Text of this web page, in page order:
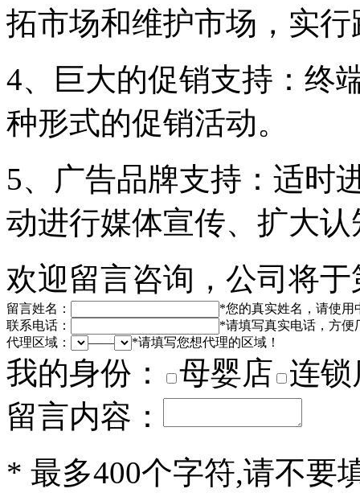
拓市场和维护市场，实
4、巨大的促销支持：终
种形式的促销活动。
5、广告品牌支持：适时
动进行媒体宣传、扩大认
欢迎留言咨询，公司将
留言姓名： *您的真实姓名，请使用
联系电话：
*请填写真实电话，方便
代理区域：
—— *请填写您想代理的区域！
我的身份： 母婴店 连锁
留言内容：
* 最多400个字符,请不要